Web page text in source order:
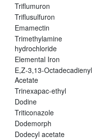
Triflumuron
Triflusulfuron
Emamectin
Trimethylamine
hydrochloride
Elemental Iron
E,Z-3,13-Octadecadienyl
Acetate
Trinexapac-ethyl
Dodine
Triticonazole
Dodemorph
Dodecyl acetate